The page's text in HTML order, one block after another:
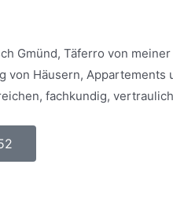
Gmünd, Täferro von
von Häusern, Appartements
fachkundig,